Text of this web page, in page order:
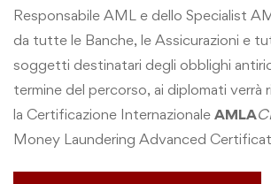
Responsabile AML e dello Specialist
da tutte le Banche, le Assicurazioni e
soggetti destinatari degli obblighi
termine del percorso, ai diplomati verrà
la Certificazione Internazionale AMLA
Money Laundering Advanced